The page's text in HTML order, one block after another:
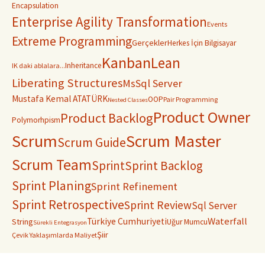
Encapsulation
Enterprise Agility TransformationEvents
Extreme ProgrammingGerçeklerHerkes İçin Bilgisayar
IK daki ablalara...InheritanceKanbanLean
Liberating StructuresMsSql Server
Mustafa Kemal ATATÜRKNested ClassesOOPPair Programming
PolymorhpismProduct BacklogProduct Owner
ScrumScrum GuideScrum Master
Scrum TeamSprintSprint Backlog
Sprint PlaningSprint Refinement
Sprint RetrospectiveSprint ReviewSql Server
StringSürekli EntegrasyonTürkiye CumhuriyetiUğur MumcuWaterfall
Çevik Yaklaşımlarda MaliyetŞiir